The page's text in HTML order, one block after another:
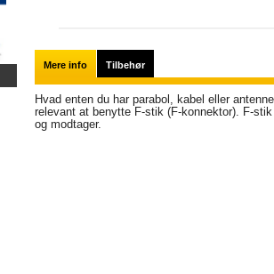
Mere info Tilbehør
Hvad enten du har parabol, kabel eller
relevant at benytte F-stik (F-konnektor). F-
og modtager.